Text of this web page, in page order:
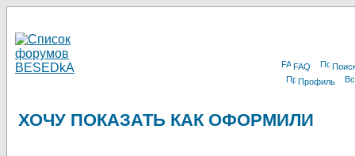
FAQ
Профиль
ХОЧУ ПОКАЗАТЬ КАК ОФОРМИЛИ